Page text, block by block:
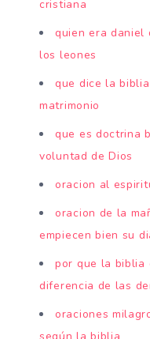
cristiana
quien era daniel
los leones
que dice la
matrimonio
que es doctrina
voluntad de Dios
oracion al
oracion de la
empiecen bien su
por que la biblia
diferencia de las
oraciones
según la biblia